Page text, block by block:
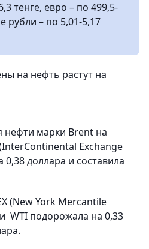
тенге, евро – по 499,5-
рубли – по 5,01-5,17
на нефть растут на
нефти марки Brent на
Exchange
доллара и составила
(New York Mercantile
WTI подорожала на 0,33